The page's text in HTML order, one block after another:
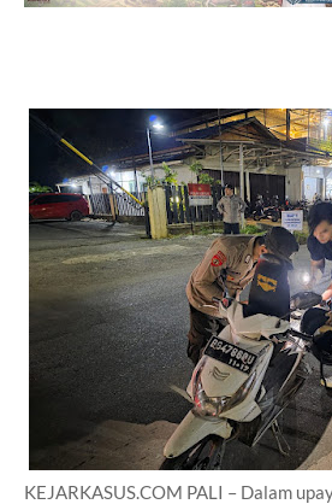
KEJARKASUS.COM PALI – Dalam